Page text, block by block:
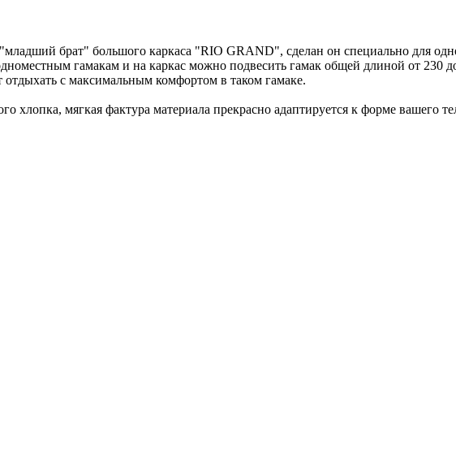
брат" большого каркаса "RIO GRAND", сделан он специально для
гамакам и на каркас можно подвесить гамак общей длиной от 230
отдыхать с максимальным комфортом в таком гамаке.
хлопка, мягкая фактура материала прекрасно адаптируется к форме вашего